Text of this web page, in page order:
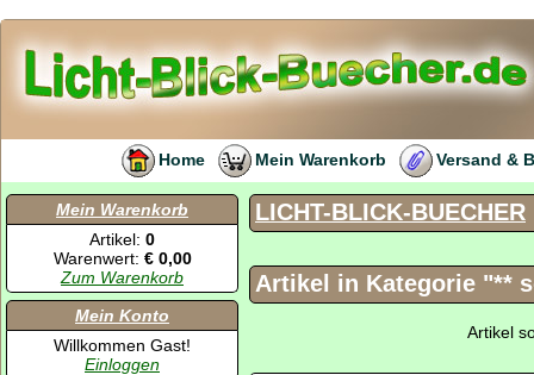
Home Mein Warenkorb Versand &
Mein Warenkorb
Artikel: 0
Warenwert: € 0,00
Zum Warenkorb
Mein Konto
Willkommen Gast!
Einloggen
LICHT-BLICK-BUECHER
Artikel in Kategorie "**
Artikel